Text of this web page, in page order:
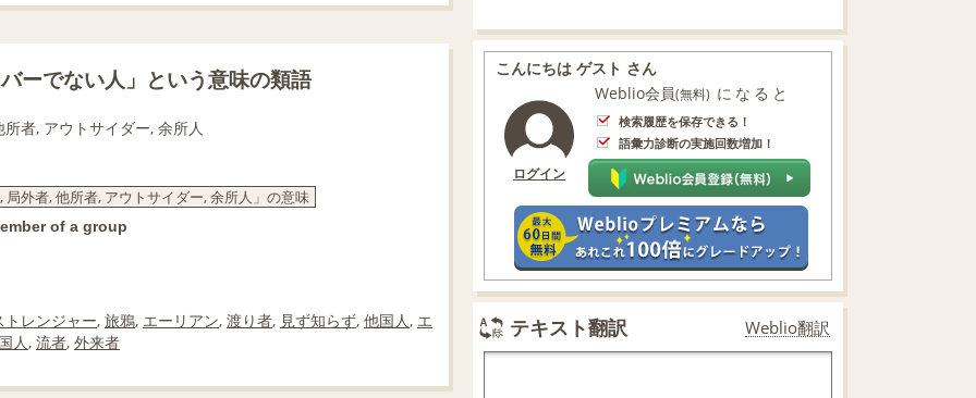
ーでない人」という意味の類語
者, アウトサイダー, 余所人
外者, 他所者, アウトサイダー, 余所人」の意味
of a group
トレンジャー, 旅鴉, エーリアン, 渡り者, 見ず知らず, 他国人, エ
人, 流者, 外来者
こんにちは ゲスト さん
ログイン
Weblio会員(無料) になると
検索履歴を保存できる！
語彙力診断の実施回数増加！
テキスト翻訳 Weblio翻訳